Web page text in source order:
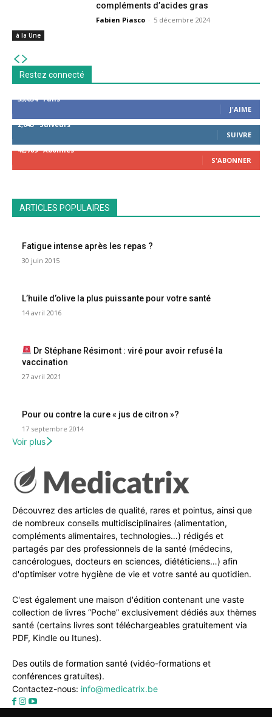
à la Une
compléments d’acides gras
Fabien Piasco - 5 décembre 2024
Restez connecté
53,654
Fans
J'AIME
2,043 Suiveurs
SUIVRE
42,789 Abonnés
S'ABONNER
ARTICLES POPULAIRES
Fatigue intense après les repas ?
30 juin 2015
L’huile d’olive la plus puissante pour votre santé
14 avril 2016
Dr Stéphane Résimont : viré pour avoir refusé la
vaccination
27 avril 2021
Pour ou contre la cure « jus de citron »?
17 septembre 2014
Voir plus
Découvrez des articles de qualité, rares et pointus, ainsi que
de nombreux conseils multidisciplinaires (alimentation,
compléments alimentaires, technologies…) rédigés et
partagés par des professionnels de la santé (médecins,
cancérologues, docteurs en sciences, diététiciens…) afin
d'optimiser votre hygiène de vie et votre santé au quotidien.
C'est également une maison d'édition contenant une vaste
collection de livres “Poche” exclusivement dédiés aux thèmes
santé (certains livres sont téléchargeables gratuitement via
PDF, Kindle ou Itunes).
Des outils de formation santé (vidéo-formations et
conférences gratuites).
Contactez-nous: info@medicatrix.be